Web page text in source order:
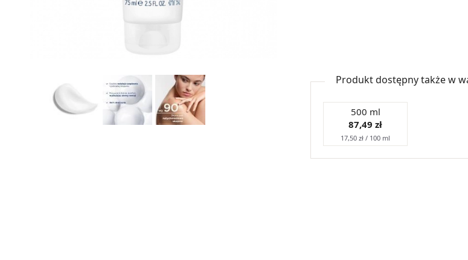
Produkt dostępny także w
500 ml
87,49 zł
17,50 zł / 100 ml